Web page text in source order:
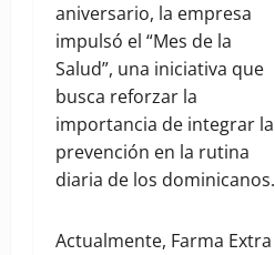
aniversario, la empresa
impulsó el “Mes de la
Salud”, una iniciativa que
busca reforzar la
importancia de integrar la
prevención en la rutina
diaria de los dominicanos.
Actualmente, Farma Extra